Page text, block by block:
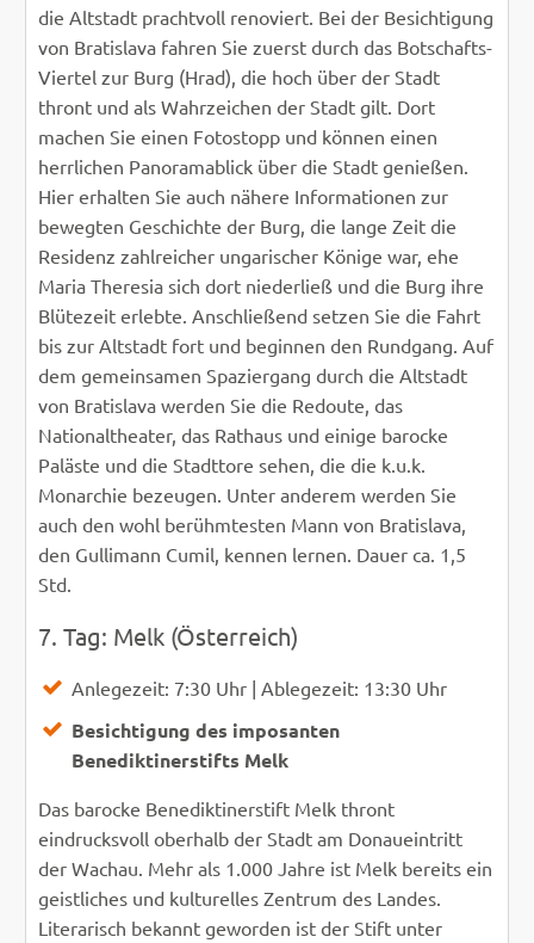
die Altstadt prachtvoll renoviert. Bei der Besichtigung
von Bratislava fahren Sie zuerst durch das Botschafts-
Viertel zur Burg (Hrad), die hoch über der Stadt
thront und als Wahrzeichen der Stadt gilt. Dort
machen Sie einen Fotostopp und können einen
herrlichen Panoramablick über die Stadt genießen.
Hier erhalten Sie auch nähere Informationen zur
bewegten Geschichte der Burg, die lange Zeit die
Residenz zahlreicher ungarischer Könige war, ehe
Maria Theresia sich dort niederließ und die Burg ihre
Blütezeit erlebte. Anschließend setzen Sie die Fahrt
bis zur Altstadt fort und beginnen den Rundgang. Auf
dem gemeinsamen Spaziergang durch die Altstadt
von Bratislava werden Sie die Redoute, das
Nationaltheater, das Rathaus und einige barocke
Paläste und die Stadttore sehen, die die k.u.k.
Monarchie bezeugen. Unter anderem werden Sie
auch den wohl berühmtesten Mann von Bratislava,
den Gullimann Cumil, kennen lernen. Dauer ca. 1,5
Std.
7. Tag: Melk (Österreich)
Anlegezeit: 7:30 Uhr | Ablegezeit: 13:30 Uhr
Besichtigung des imposanten
Benediktinerstifts Melk
Das barocke Benediktinerstift Melk thront
eindrucksvoll oberhalb der Stadt am Donaueintritt
der Wachau. Mehr als 1.000 Jahre ist Melk bereits ein
geistliches und kulturelles Zentrum des Landes.
Literarisch bekannt geworden ist der Stift unter